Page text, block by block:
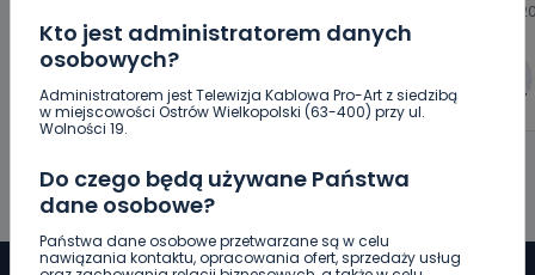
Kto jest administratorem danych
osobowych?
Administratorem jest Telewizja Kablowa Pro-Art z siedzibą
w miejscowości Ostrów Wielkopolski (63-400) przy ul.
Wolności 19.
Do czego będą używane Państwa
dane osobowe?
Państwa dane osobowe przetwarzane są w celu
nawiązania kontaktu, opracowania ofert, sprzedaży usług
Paulina Szczepaniak